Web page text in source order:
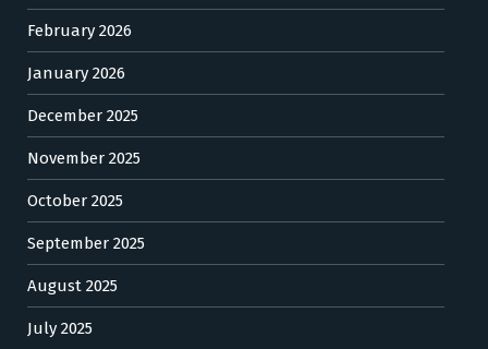
February 2026
January 2026
December 2025
November 2025
October 2025
September 2025
August 2025
July 2025